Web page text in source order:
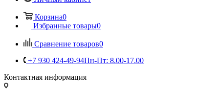
Корзина0
Избранные товары0
Сравнение товаров0
+7 930 424-49-94Пн-Пт: 8.00-17.00
Контактная информация